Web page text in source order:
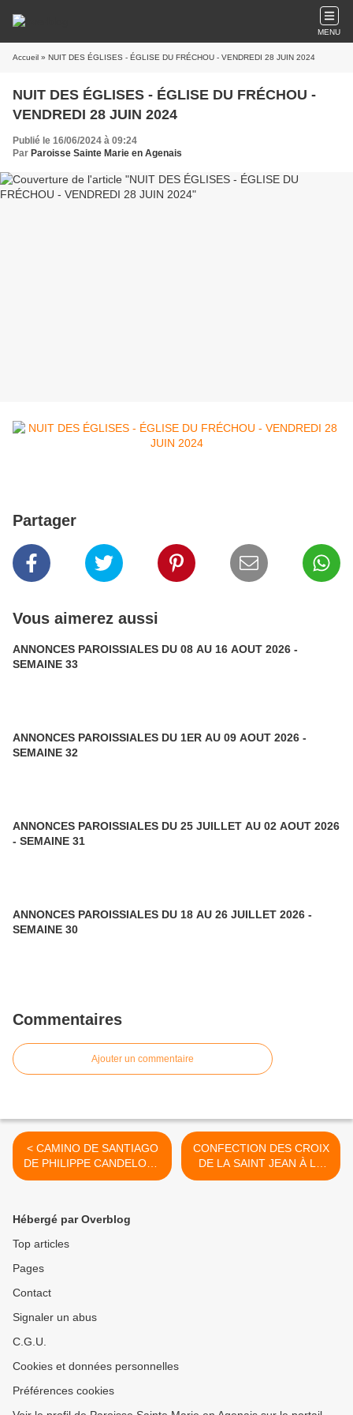
MENU
Accueil » NUIT DES ÉGLISES - ÉGLISE DU FRÉCHOU - VENDREDI 28 JUIN 2024
NUIT DES ÉGLISES - ÉGLISE DU FRÉCHOU -
VENDREDI 28 JUIN 2024
Publié le 16/06/2024 à 09:24
Par Paroisse Sainte Marie en Agenais
Partager
Vous aimerez aussi
ANNONCES PAROISSIALES DU 08 AU 16 AOUT 2026 -
SEMAINE 33
ANNONCES PAROISSIALES DU 1ER AU 09 AOUT 2026 -
SEMAINE 32
ANNONCES PAROISSIALES DU 25 JUILLET AU 02 AOUT 2026
- SEMAINE 31
ANNONCES PAROISSIALES DU 18 AU 26 JUILLET 2026 -
SEMAINE 30
Commentaires
Ajouter un commentaire
< CAMINO DE SANTIAGO
DE PHILIPPE CANDELON -
29 JUIN - LA SAUVETAT
CONFECTION DES CROIX
DE LA SAINT JEAN À LA
SALLE PAROISSIALE CE
Hébergé par Overblog
Top articles
Pages
Contact
Signaler un abus
C.G.U.
Cookies et données personnelles
Préférences cookies